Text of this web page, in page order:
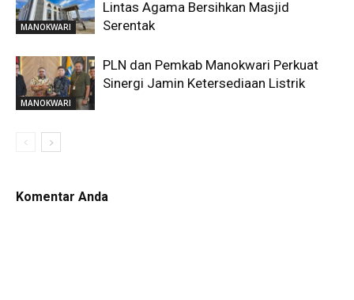
MANOKWARI
Lintas Agama Bersihkan Masjid
Serentak
MANOKWARI
PLN dan Pemkab Manokwari Perkuat
Sinergi Jamin Ketersediaan Listrik
Komentar Anda